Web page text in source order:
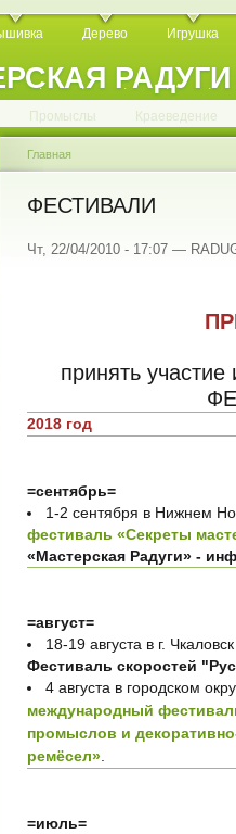
РАДУГИ
Дерево Игрушка
. . . . .
Промыслы Краеведение
Главная
ФЕСТИВАЛИ
Чт, 22/04/2010 - 17:07 —
принять участие
2018 год
=сентябрь=
1-2 сентября в Нижнем
фестиваль «Секреты
«Мастерская Радуги» -
=август=
18-19 августа в г.
Фестиваль скоростей
4 августа в городском
международный
промыслов и
ремёсел»
=июль=